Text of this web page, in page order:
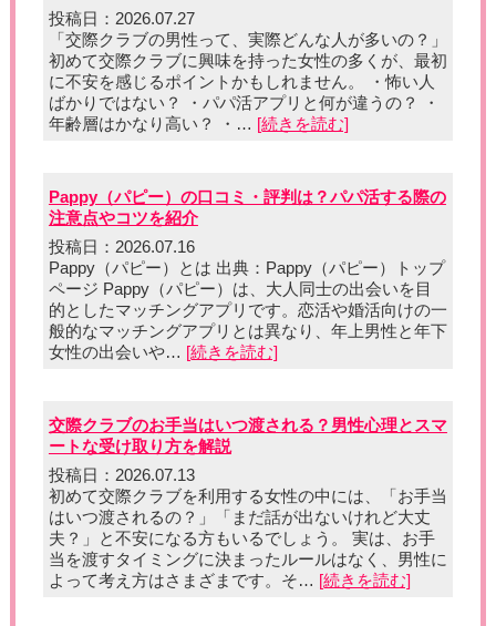
投稿日：2026.07.27
「交際クラブの男性って、実際どんな人が多いの？」
初めて交際クラブに興味を持った女性の多くが、最初
に不安を感じるポイントかもしれません。 ・怖い人
ばかりではない？ ・パパ活アプリと何が違うの？ ・
年齢層はかなり高い？ ・… [続きを読む]
Pappy（パピー）の口コミ・評判は？パパ活する際の
注意点やコツを紹介
投稿日：2026.07.16
Pappy（パピー）とは 出典：Pappy（パピー）トップ
ページ Pappy（パピー）は、大人同士の出会いを目
的としたマッチングアプリです。恋活や婚活向けの一
般的なマッチングアプリとは異なり、年上男性と年下
女性の出会いや… [続きを読む]
交際クラブのお手当はいつ渡される？男性心理とスマ
ートな受け取り方を解説
投稿日：2026.07.13
初めて交際クラブを利用する女性の中には、「お手当
はいつ渡されるの？」「まだ話が出ないけれど大丈
夫？」と不安になる方もいるでしょう。 実は、お手
当を渡すタイミングに決まったルールはなく、男性に
よって考え方はさまざまです。そ… [続きを読む]